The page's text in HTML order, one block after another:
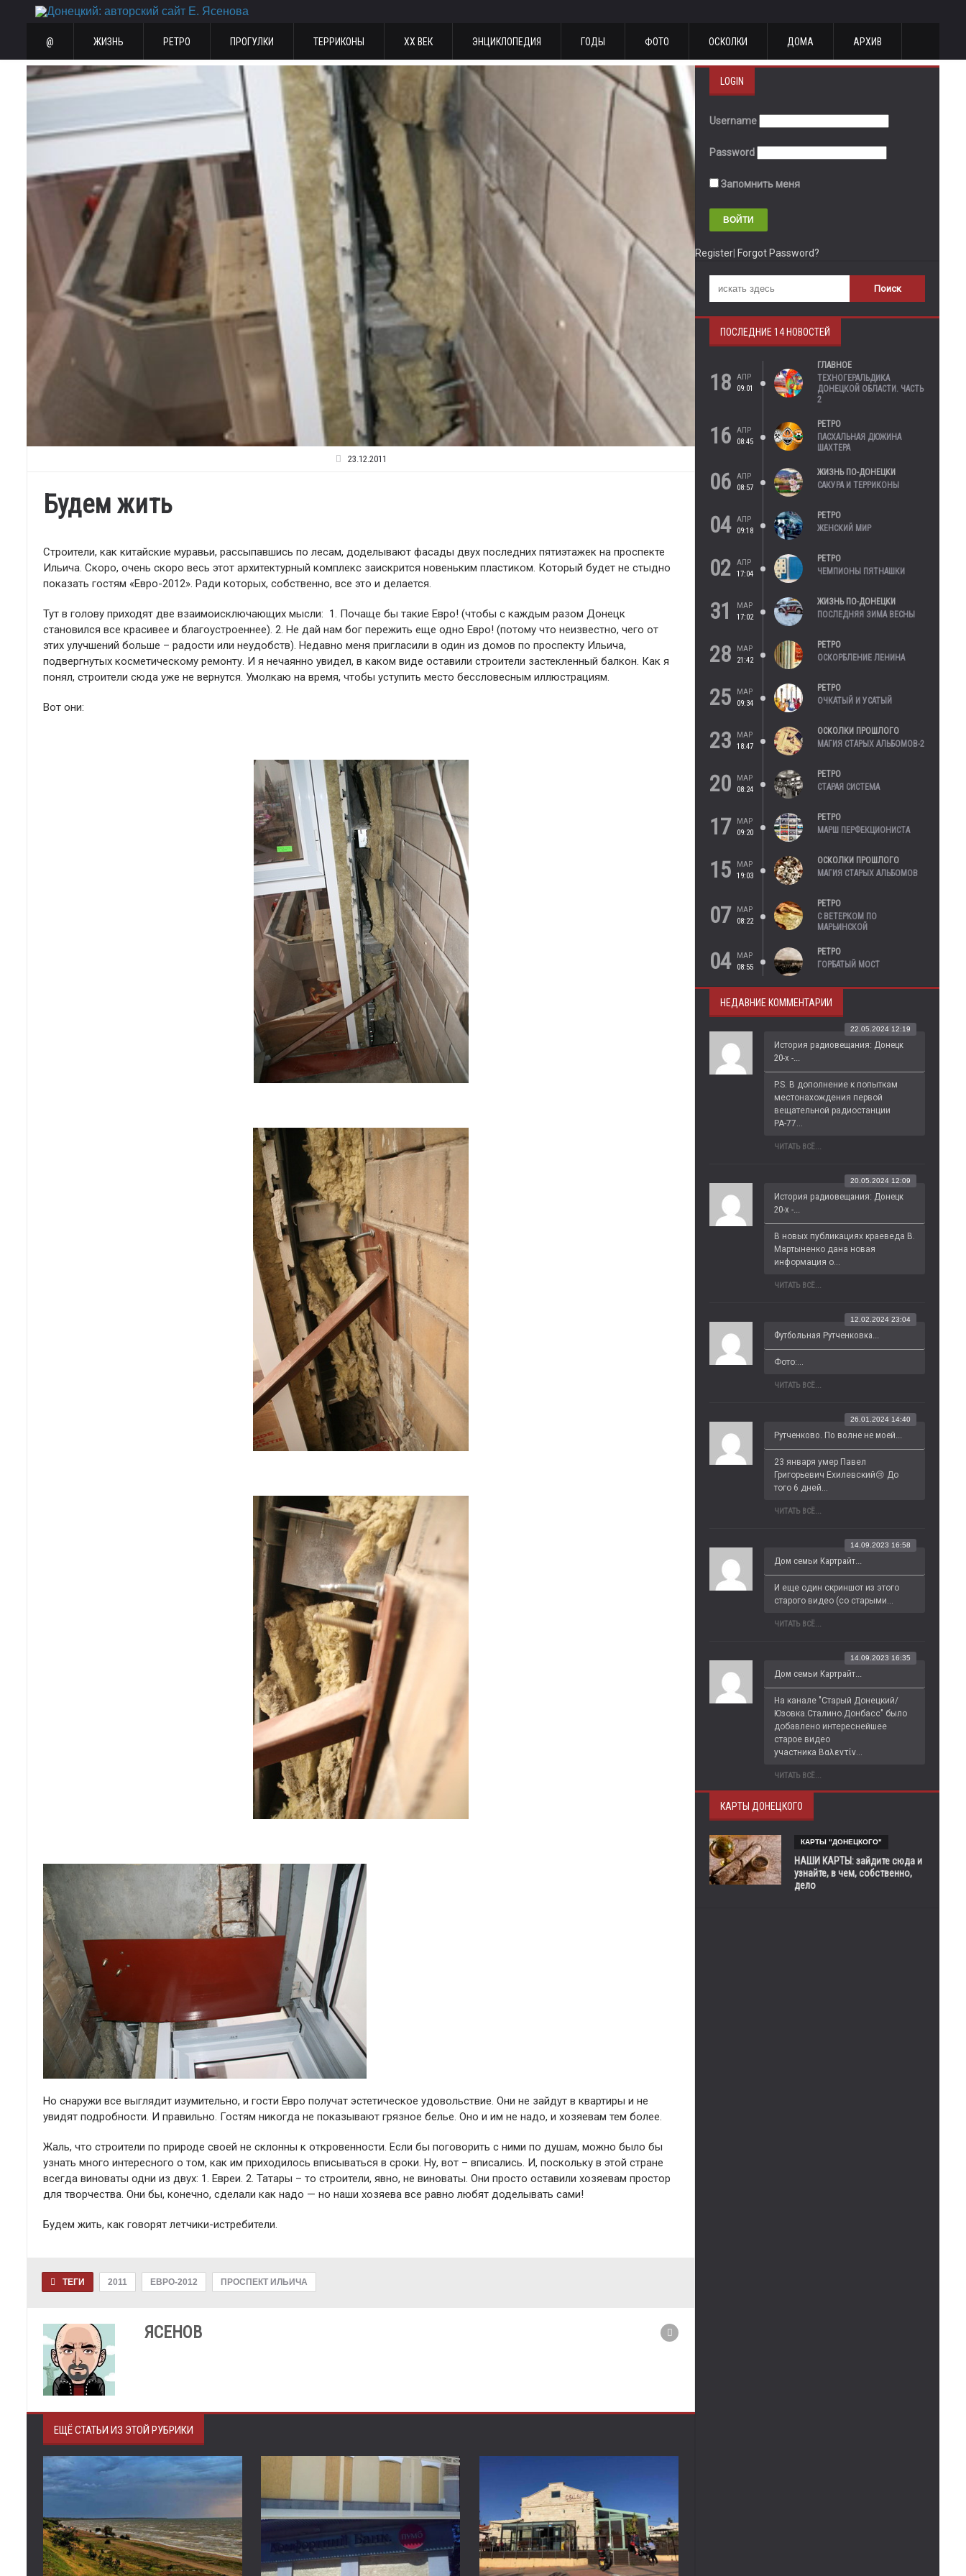
@ ЖИЗНЬ РЕТРО ПРОГУЛКИ ТЕРРИКОНЫ ХХ ВЕК ЭНЦИКЛОПЕДИЯ ГОДЫ ФОТО ОСКОЛКИ ДОМА АРХИВ
23.12.2011
Будем жить
Строители, как китайские муравьи, рассыпавшись по лесам, доделывают фасады двух последних пятиэтажек на проспекте
Ильича. Скоро, очень скоро весь этот архитектурный комплекс заискрится новеньким пластиком. Который будет не стыдно
показать гостям «Евро-2012». Ради которых, собственно, все это и делается.
Тут в голову приходят две взаимоисключающих мысли: 1. Почаще бы такие Евро! (чтобы с каждым разом Донецк
становился все красивее и благоустроеннее). 2. Не дай нам бог пережить еще одно Евро! (потому что неизвестно, чего от
этих улучшений больше – радости или неудобств). Недавно меня пригласили в один из домов по проспекту Ильича,
подвергнутых косметическому ремонту. И я нечаянно увидел, в каком виде оставили строители застекленный балкон. Как я
понял, строители сюда уже не вернутся. Умолкаю на время, чтобы уступить место бессловесным иллюстрациям.
Вот они:
Но снаружи все выглядит изумительно, и гости Евро получат эстетическое удовольствие. Они не зайдут в квартиры и не
увидят подробности. И правильно. Гостям никогда не показывают грязное белье. Оно и им не надо, и хозяевам тем более.
Жаль, что строители по природе своей не склонны к откровенности. Если бы поговорить с ними по душам, можно было бы
узнать много интересного о том, как им приходилось вписываться в сроки. Ну, вот – вписались. И, поскольку в этой стране
всегда виноваты одни из двух: 1. Евреи. 2. Татары – то строители, явно, не виноваты. Они просто оставили хозяевам простор
для творчества. Они бы, конечно, сделали как надо — но наши хозяева все равно любят доделывать сами!
Будем жить, как говорят летчики-истребители.
ТЕГИ 2011 ЕВРО-2012 ПРОСПЕКТ ИЛЬИЧА
ЯСЕНОВ
ЕЩЁ СТАТЬИ ИЗ ЭТОЙ РУБРИКИ
LOGIN
Username
Password
Запомнить меня
Register Forgot Password?
ПОСЛЕДНИЕ 14 НОВОСТЕЙ
18
АПР
09:01
ГЛАВНОЕ
ТЕХНОГЕРАЛЬДИКА
ДОНЕЦКОЙ ОБЛАСТИ. ЧАСТЬ
2
16
АПР
08:45
РЕТРО
ПАСХАЛЬНАЯ ДЮЖИНА
ШАХТЕРА
06
АПР
08:57
ЖИЗНЬ ПО-ДОНЕЦКИ
САКУРА И ТЕРРИКОНЫ
04
АПР
09:18
РЕТРО
ЖЕНСКИЙ МИР
02
АПР
17:04
РЕТРО
ЧЕМПИОНЫ ПЯТНАШКИ
31
МАР
17:02
ЖИЗНЬ ПО-ДОНЕЦКИ
ПОСЛЕДНЯЯ ЗИМА ВЕСНЫ
28
МАР
21:42
РЕТРО
ОСКОРБЛЕНИЕ ЛЕНИНА
25
МАР
09:34
РЕТРО
ОЧКАТЫЙ И УСАТЫЙ
23
МАР
18:47
ОСКОЛКИ ПРОШЛОГО
МАГИЯ СТАРЫХ АЛЬБОМОВ-2
20
МАР
08:24
РЕТРО
СТАРАЯ СИСТЕМА
17
МАР
09:20
РЕТРО
МАРШ ПЕРФЕКЦИОНИСТА
15
МАР
19:03
ОСКОЛКИ ПРОШЛОГО
МАГИЯ СТАРЫХ АЛЬБОМОВ
07
МАР
08:22
РЕТРО
С ВЕТЕРКОМ ПО
МАРЬИНСКОЙ
04
МАР
08:55
РЕТРО
ГОРБАТЫЙ МОСТ
НЕДАВНИЕ КОММЕНТАРИИ
История радиовещания: Донецк
20-х -...
22.05.2024 12:19
P.S. В дополнение к попыткам
местонахождения первой
вещательной радиостанции
РА-77...
ЧИТАТЬ ВСЁ...
История радиовещания: Донецк
20-х -...
20.05.2024 12:09
В новых публикациях краеведа В.
Мартыненко дана новая
информация о...
ЧИТАТЬ ВСЁ...
Футбольная Рутченковка...
12.02.2024 23:04
Фото:...
ЧИТАТЬ ВСЁ...
Рутченково. По волне не моей...
26.01.2024 14:40
23 января умер Павел
Григорьевич Ехилевский😢 До
того 6 дней...
ЧИТАТЬ ВСЁ...
Дом семьи Картрайт...
14.09.2023 16:58
И еще один скриншот из этого
старого видео (со старыми...
ЧИТАТЬ ВСЁ...
Дом семьи Картрайт...
14.09.2023 16:35
На канале "Старый Донецкий/
Юзовка.Сталино.Донбасс" было
добавлено интереснейшее
старое видео
участника Βαλεντίν...
ЧИТАТЬ ВСЁ...
КАРТЫ ДОНЕЦКОГО
КАРТЫ "ДОНЕЦКОГО"
НАШИ КАРТЫ: зайдите сюда и
узнайте, в чем, собственно,
дело